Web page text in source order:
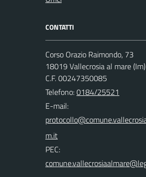
CONTATTI
Corso Orazio Raimondo, 73
18019 Vallecrosia al mare (Im)
C.F. 00247350085
Telefono:0184/25521
E-mail:
PEC: